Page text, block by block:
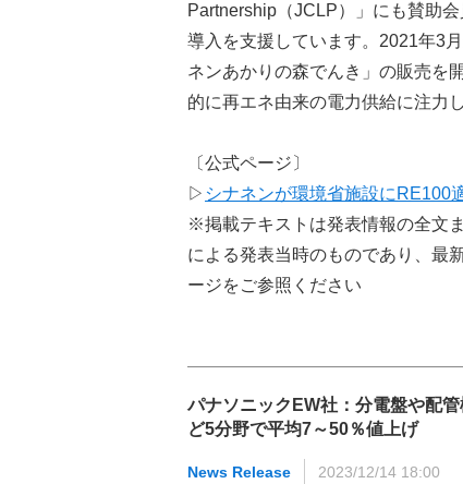
Partnership（JCLP）」にも賛助
導入を支援しています。2021年3
ネンあかりの森でんき」の販売を
的に再エネ由来の電力供給に注力
〔公式ページ〕
▷ シナネンが環境省施設にRE100
※掲載テキストは発表情報の全文
による発表当時のものであり、最
ージをご参照ください
パナソニックEW社：分電盤や配
ど5分野で平均7～50％値上げ
News Release 2023/12/14 18:00